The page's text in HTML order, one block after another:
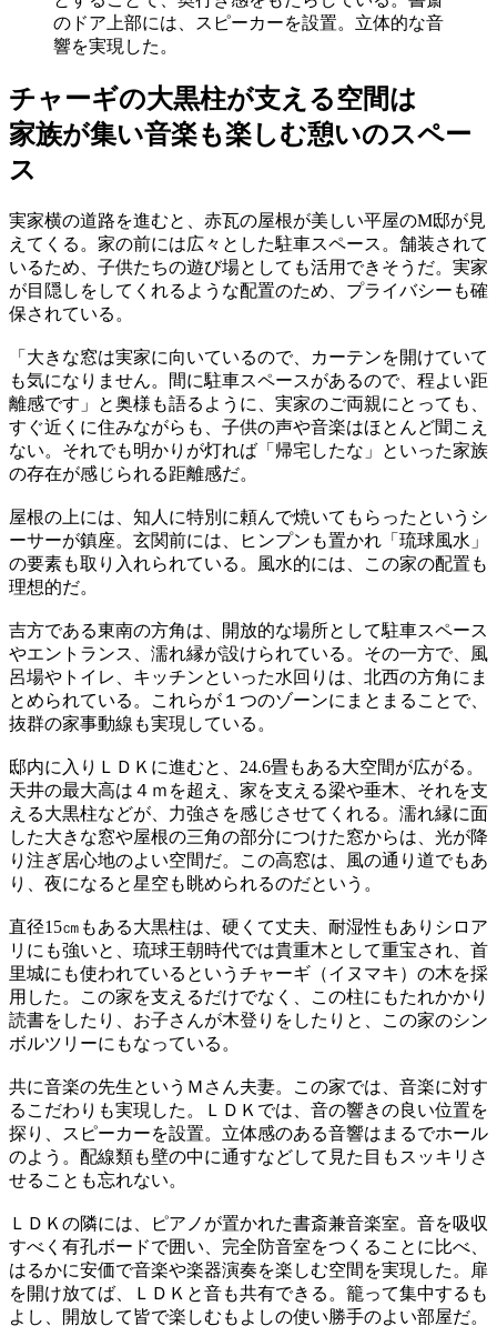
のドア上部には、スピーカーを設置。立体的な音
響を実現した。
チャーギの大黒柱が支える空間は
家族が集い音楽も楽しむ憩いのスペー
ス
実家横の道路を進むと、赤瓦の屋根が美しい平屋のM邸が見
えてくる。家の前には広々とした駐車スペース。舗装されて
いるため、子供たちの遊び場としても活用できそうだ。実家
が目隠しをしてくれるような配置のため、プライバシーも確
保されている。
「大きな窓は実家に向いているので、カーテンを開けていて
も気になりません。間に駐車スペースがあるので、程よい距
離感です」と奥様も語るように、実家のご両親にとっても、
すぐ近くに住みながらも、子供の声や音楽はほとんど聞こえ
ない。それでも明かりが灯れば「帰宅したな」といった家族
の存在が感じられる距離感だ。
屋根の上には、知人に特別に頼んで焼いてもらったというシ
ーサーが鎮座。玄関前には、ヒンプンも置かれ「琉球風水」
の要素も取り入れられている。風水的には、この家の配置も
理想的だ。
吉方である東南の方角は、開放的な場所として駐車スペース
やエントランス、濡れ縁が設けられている。その一方で、風
呂場やトイレ、キッチンといった水回りは、北西の方角にま
とめられている。これらが１つのゾーンにまとまることで、
抜群の家事動線も実現している。
邸内に入りＬＤＫに進むと、24.6畳もある大空間が広がる。
天井の最大高は４ｍを超え、家を支える梁や垂木、それを支
える大黒柱などが、力強さを感じさせてくれる。濡れ縁に面
した大きな窓や屋根の三角の部分につけた窓からは、光が降
り注ぎ居心地のよい空間だ。この高窓は、風の通り道でもあ
り、夜になると星空も眺められるのだという。
直径15㎝もある大黒柱は、硬くて丈夫、耐湿性もありシロア
リにも強いと、琉球王朝時代では貴重木として重宝され、首
里城にも使われているというチャーギ（イヌマキ）の木を採
用した。この家を支えるだけでなく、この柱にもたれかかり
読書をしたり、お子さんが木登りをしたりと、この家のシン
ボルツリーにもなっている。
共に音楽の先生というＭさん夫妻。この家では、音楽に対す
るこだわりも実現した。ＬＤＫでは、音の響きの良い位置を
探り、スピーカーを設置。立体感のある音響はまるでホール
のよう。配線類も壁の中に通すなどして見た目もスッキリさ
せることも忘れない。
ＬＤＫの隣には、ピアノが置かれた書斎兼音楽室。音を吸収
すべく有孔ボードで囲い、完全防音室をつくることに比べ、
はるかに安価で音楽や楽器演奏を楽しむ空間を実現した。扉
を開け放てば、ＬＤＫと音も共有できる。籠って集中するも
よし、開放して皆で楽しむもよしの使い勝手のよい部屋だ。